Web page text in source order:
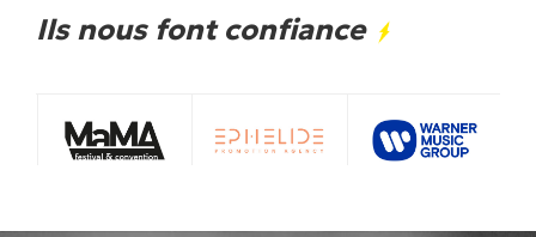
Ils nous font confiance